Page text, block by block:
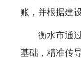
账，并根据建
衡水市通
基础，精准传